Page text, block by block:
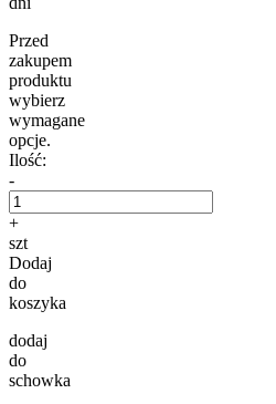
Przed
zakupem
produktu
wybierz
wymagane
opcje.
Ilość:
-
+
szt
Dodaj
do
koszyka
dodaj
do
schowka